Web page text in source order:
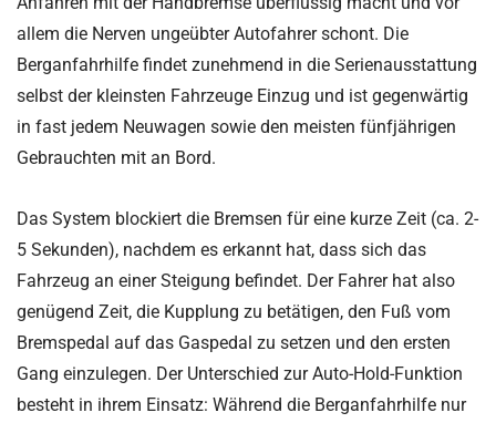
allem die Nerven ungeübter Autofahrer schont. Die
Berganfahrhilfe findet zunehmend in die Serienausstattung
selbst der kleinsten Fahrzeuge Einzug und ist gegenwärtig
in fast jedem Neuwagen sowie den meisten fünfjährigen
Gebrauchten mit an Bord.
Das System blockiert die Bremsen für eine kurze Zeit (ca. 2-
5 Sekunden), nachdem es erkannt hat, dass sich das
Fahrzeug an einer Steigung befindet. Der Fahrer hat also
genügend Zeit, die Kupplung zu betätigen, den Fuß vom
Bremspedal auf das Gaspedal zu setzen und den ersten
Gang einzulegen. Der Unterschied zur Auto-Hold-Funktion
besteht in ihrem Einsatz: Während die Berganfahrhilfe nur